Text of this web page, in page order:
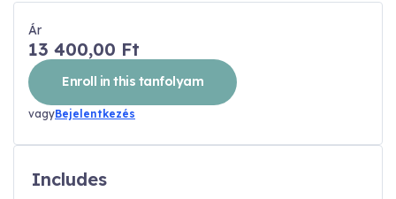
Ár
13 400,00 Ft
Enroll in this tanfolyam
vagyBejelentkezés
Includes